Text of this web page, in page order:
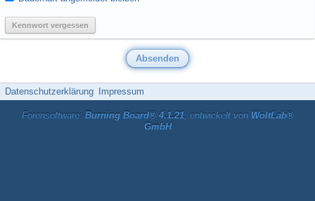
Kennwort vergessen
Datenschutzerklärung Impressum
Forensoftware: Burning Board® 4.1.21, entwickelt von WoltLab®
GmbH